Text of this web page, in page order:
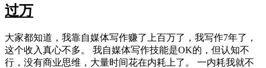
过万
大家都知道，我靠自媒体写作赚了上百万了，我写作7年了，
这个收入真心不多。 我自媒体写作技能是OK的，但认知不
行，没有商业思维，大量时间花在内耗上了。 一内耗我就不